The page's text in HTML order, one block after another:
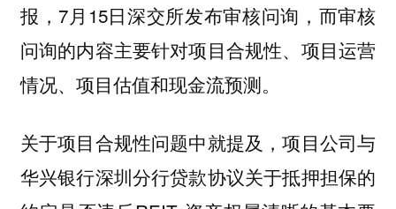
报，7月15日深交所发布审核问询，而审核
问询的内容主要针对项目合规性、项目运营
情况、项目估值和现金流预测。
关于项目合规性问题中就提及，项目公司与
华兴银行深圳分行贷款协议关于抵押担保的